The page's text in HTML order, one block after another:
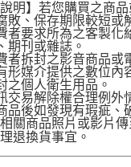
明】若您購買之商
敗、保存期限較短或
者要求所為之客製化
期刊或雜誌。
者拆封之影音商品或
形媒介提供之數位內
之個人衛生用品。
交易解除權合理例外
品後如發現有瑕疵、
關商品照片或影片傳
退換貨事宜。